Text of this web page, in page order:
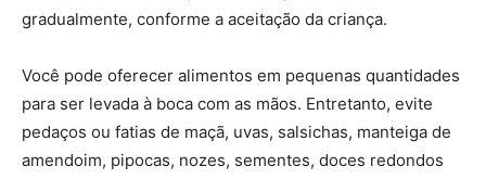
gradualmente, conforme a aceitação da criança.
Você pode oferecer alimentos em pequenas quantidades
para ser levada à boca com as mãos. Entretanto, evite
pedaços ou fatias de maçã, uvas, salsichas, manteiga de
amendoim, pipocas, nozes, sementes, doces redondos